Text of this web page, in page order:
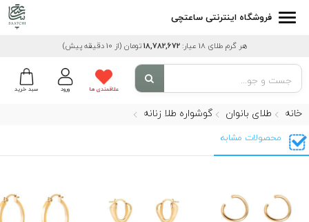
فروشگاه اینترنتی ساعتچی
هر گرم طلای 18 عیار: 18,782,672تومان (از 10 دقیقه پیش)
سبد خرید ورود علاقمندی ها
خانه طلای بانوان گوشواره طلا زنانه
محصولات مشابه